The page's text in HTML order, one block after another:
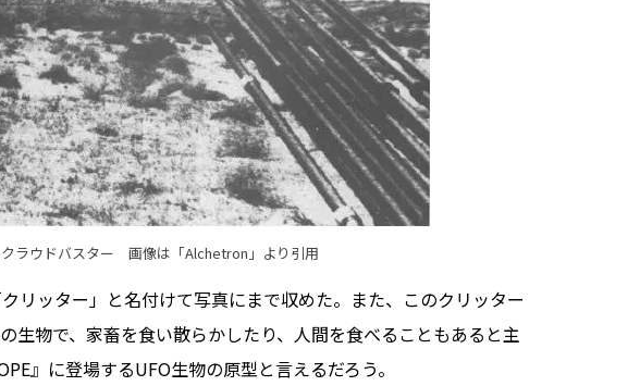
ラウドバスター 画像は「Alchetron 」より引用
リッター」と名付けて写真にまで収めた。また、このクリッター
生物で、家畜を食い散らかしたり、人間を食べることもあると主
』に登場するUFO生物の原型と言えるだろう。